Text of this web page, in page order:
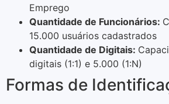
Emprego
Quantidade de Funcionários:
15.000 usuários cadastrados
Quantidade de Digitais:
digitais (1:1) e 5.000 (1:N)
Formas de